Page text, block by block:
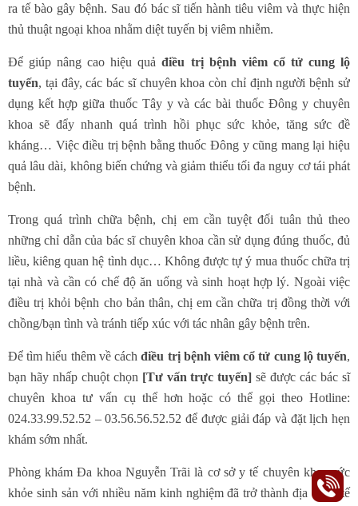
ra tế bào gây bệnh. Sau đó bác sĩ tiến hành tiêu viêm và thực hiện
thủ thuật ngoại khoa nhằm diệt tuyến bị viêm nhiễm.
Để giúp nâng cao hiệu quảđiều trị bệnh viêm cổ tử cung lộ
tuyến, tại đây, các bác sĩ chuyên khoa còn chỉ định người bệnh sử
dụng kết hợp giữa thuốc Tây y và các bài thuốc Đông y chuyên
khoa sẽ đẩy nhanh quá trình hồi phục sức khỏe, tăng sức đề
kháng… Việc điều trị bệnh bằng thuốc Đông y cũng mang lại hiệu
quả lâu dài, không biến chứng và giảm thiểu tối đa nguy cơ tái phát
bệnh.
Trong quá trình chữa bệnh, chị em cần tuyệt đối tuân thủ theo
những chỉ dẫn của bác sĩ chuyên khoa cần sử dụng đúng thuốc, đủ
liều, kiêng quan hệ tình dục… Không được tự ý mua thuốc chữa trị
tại nhà và cần có chế độ ăn uống và sinh hoạt hợp lý. Ngoài việc
điều trị khỏi bệnh cho bản thân, chị em cần chữa trị đồng thời với
chồng/bạn tình và tránh tiếp xúc với tác nhân gây bệnh trên.
Để tìm hiểu thêm về cáchđiều trị bệnh viêm cổ tử cung lộ tuyến,
bạn hãy nhấp chuột chọn [Tư vấn trực tuyến] sẽ được các bác sĩ
chuyên khoa tư vấn cụ thể hơn hoặc có thể gọi theo Hotline:
024.33.99.52.52 – 03.56.56.52.52 để được giải đáp và đặt lịch hẹn
khám sớm nhất.
Phòng khám Đa khoa Nguyễn Trãi là cơ sở y tế chuyên khoa sức
khỏe sinh sản với nhiều năm kinh nghiệm đã trở thành địa chỉ y tế